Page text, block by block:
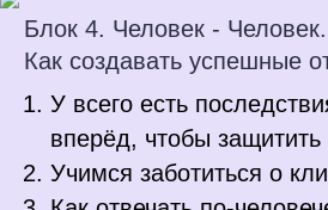
Блок 4. Человек - Человек.
Как создавать успешные
У всего есть
вперёд, чтобы защитить
Учимся заботиться о